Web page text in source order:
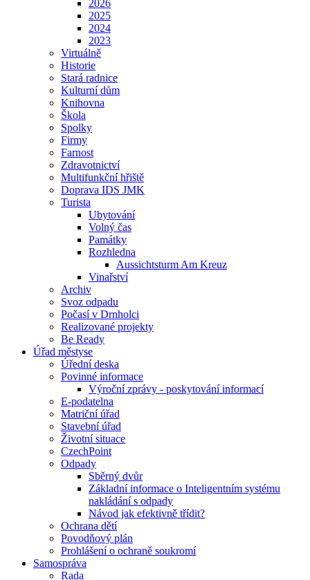
2026
2025
2024
2023
Virtuálně
Historie
Stará radnice
Kulturní dům
Knihovna
Škola
Spolky
Firmy
Farnost
Zdravotnictví
Multifunkční hřiště
Doprava IDS JMK
Turista
Ubytování
Volný čas
Památky
Rozhledna
Aussichtsturm Am Kreuz
Vinařství
Archiv
Svoz odpadu
Počasí v Drnholci
Realizované projekty
Be Ready
Úřad městyse
Úřední deska
Povinné informace
Výroční zprávy - poskytování informací
E-podatelna
Matriční úřad
Stavební úřad
Životní situace
CzechPoint
Odpady
Sběrný dvůr
Základní informace o Inteligentním systému
nakládání s odpady
Návod jak efektivně třídit?
Ochrana dětí
Povodňový plán
Prohlášení o ochraně soukromí
Samospráva
Rada